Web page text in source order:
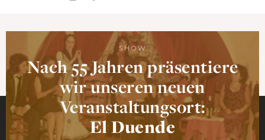
SHOW
Nach 55 Jahren präsentiere
wir unseren neuen
Veranstaltungsort:
El Duende